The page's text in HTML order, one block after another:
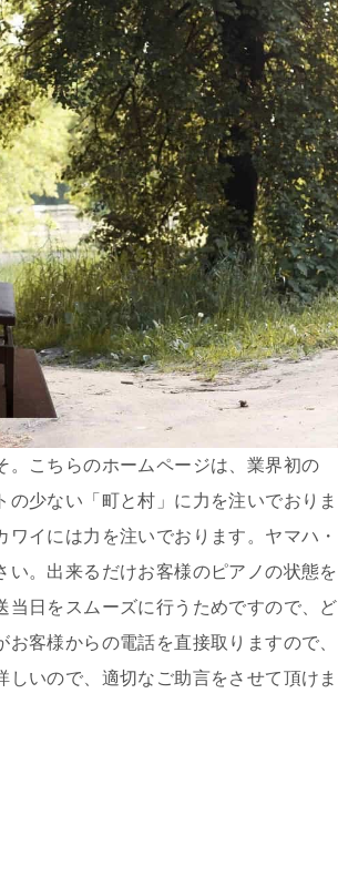
。こちらのホームページは、業界初の
の少ない「町と村」に力を注いでおりま
イには力を注いでおります。ヤマハ・
。出来るだけお客様のピアノの状態を
日をスムーズに行うためですので、ど
客様からの電話を直接取りますので、
いので、適切なご助言をさせて頂けま